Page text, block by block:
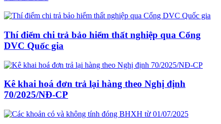
Thí điểm chi trả bảo hiểm thất nghiệp qua Cổng
DVC Quốc gia
Kê khai hoá đơn trả lại hàng theo Nghị định
70/2025/NĐ-CP